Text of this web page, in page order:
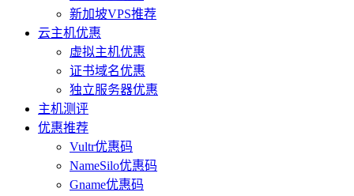
新加坡VPS推荐
云主机优惠
虚拟主机优惠
证书域名优惠
独立服务器优惠
主机测评
优惠推荐
Vultr优惠码
NameSilo优惠码
Gname优惠码